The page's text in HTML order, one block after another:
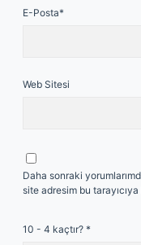
E-Posta*
Web Sitesi
Daha sonraki
site adresim bu
10 - 4 kaçtır? *